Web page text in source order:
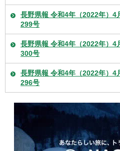
長野県報 令和4年（2022年）4
299号
長野県報 令和4年（2022年）4
300号
長野県報 令和4年（2022年）4
296号